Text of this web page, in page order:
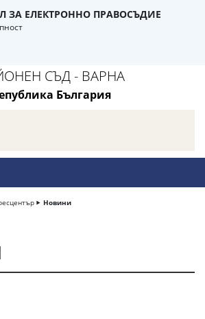
ЗА ЕЛЕКТРОННО ПРАВОСЪДИЕ
СЪД - ВАРНА
България
Новини